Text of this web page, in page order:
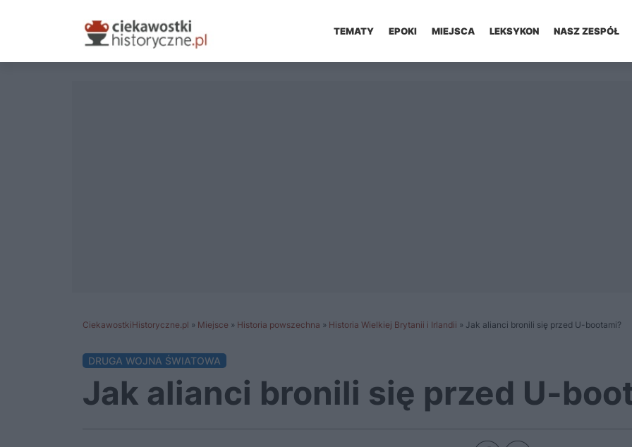
TEMATY EPOKI MIEJSCA LEKSYKON NASZ ZESPÓŁ
CiekawostkiHistoryczne.pl » Miejsce » Historia powszechna » Historia Wielkiej Brytanii i Irlandii » Jak alianci bronili się przed U-bootami?
DRUGA WOJNA ŚWIATOWA
Jak alianci bronili się przed U-